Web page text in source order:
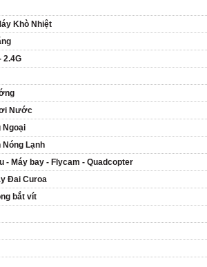
Khò Nhiệt
2.4G
Nước
Ngoại
Nóng Lạnh
- Máy bay - Flycam - Quadcopter
Đai Curoa
bắt vít